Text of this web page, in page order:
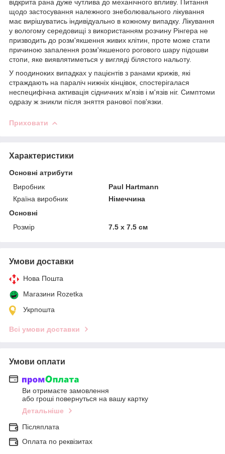
відкрита рана дуже чутлива до механічного впливу. Питання
щодо застосування належного знеболювального лікування
має вирішуватись індивідуально в кожному випадку. Лікування
у вологому середовищі з використанням розчину Рінгера не
призводить до розм'якшення живих клітин, проте може стати
причиною запалення розм'якшеного рогового шару підошви
стопи, яке виявлятиметься у вигляді білястого нальоту.
У поодиноких випадках у пацієнтів з ранами крижів, які
страждають на параліч нижніх кінцівок, спостерігалася
неспецифічна активація сідничних м'язів і м'язів ніг. Симптоми
одразу ж зникли після зняття ранової пов'язки.
Приховати
Характеристики
Основні атрибути
Виробник
Paul Hartmann
Країна виробник
Німеччина
Основні
Розмір
7.5 х 7.5 см
Умови доставки
Нова Пошта
Магазини Rozetka
Укрпошта
Всі умови доставки
Умови оплати
Ви отримаєте замовлення
або гроші повернуться на вашу картку
Детальніше
Післяплата
Оплата по реквізитах